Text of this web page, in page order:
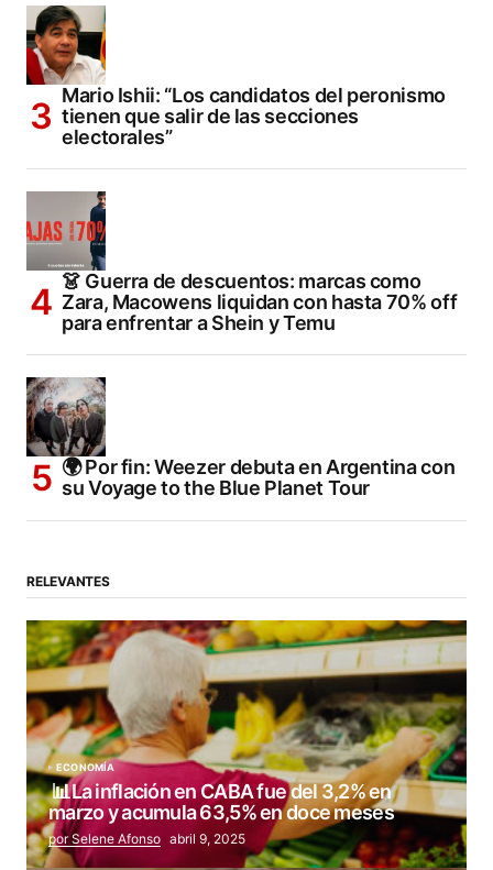
Mario Ishii: “Los candidatos del peronismo
tienen que salir de las secciones
electorales”
👗 Guerra de descuentos: marcas como
Zara, Macowens liquidan con hasta 70% off
para enfrentar a Shein y Temu
🌍 Por fin: Weezer debuta en Argentina con
su Voyage to the Blue Planet Tour
RELEVANTES
ECONOMÍA
📊La inflación en CABA fue del 3,2% en
marzo y acumula 63,5% en doce meses
por Selene Afonso abril 9, 2025